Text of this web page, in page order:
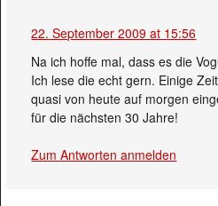
22. September 2009 at 15:56
Na ich hoffe mal, dass es die
Ich lese die echt gern. Einige
quasi von heute auf morgen
für die nächsten 30 Jahre!
Zum Antworten anmelden